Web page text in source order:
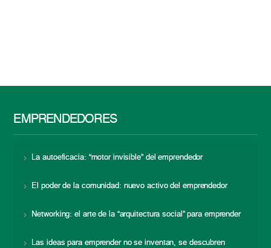
EMPRENDEDORES
La autoeficacia: “motor invisible” del emprendedor
El poder de la comunidad: nuevo activo del emprendedor
Networking: el arte de la “arquitectura social” para emprender
Las ideas para emprender no se inventan, se descubren